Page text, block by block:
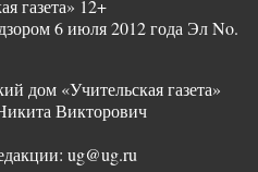
газета» 12+
6 июля 2012 года Эл No.
дом «Учительская газета»
Викторович
ug@ug.ru